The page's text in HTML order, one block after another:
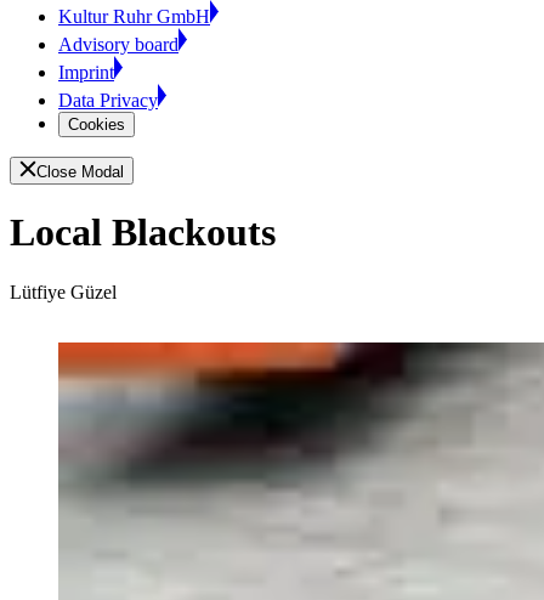
Kultur Ruhr GmbH
Advisory board
Imprint
Data Privacy
Cookies
Close Modal
Local Blackouts
Lütfiye Güzel